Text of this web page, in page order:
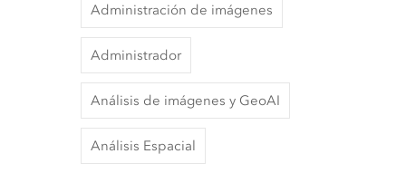
Administración de imágenes
Administrador
Análisis de imágenes y GeoAI
Análisis Espacial